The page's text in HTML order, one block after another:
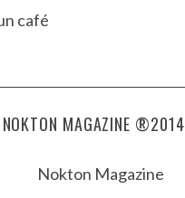
café
NOKTON MAGAZINE ®2014